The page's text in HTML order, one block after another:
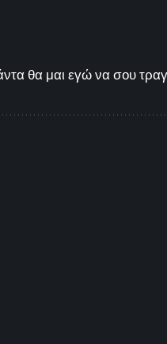
θα μαι εγώ να σου